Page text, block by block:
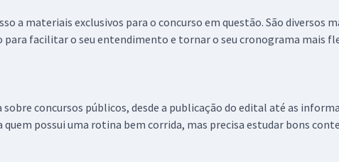
a materiais exclusivos para o concurso em questão. São
para facilitar o seu entendimento e tornar o seu cronograma mais
sobre concursos públicos, desde a publicação do edital até as
possui uma rotina bem corrida, mas precisa estudar bons